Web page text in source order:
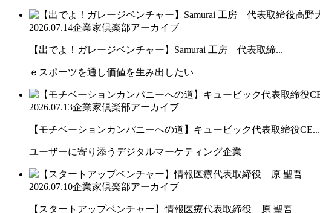
2026.07.14企業家倶楽部アーカイブ
【出でよ！ガレージベンチャー】Samurai 工房 代表取締...
ｅスポーツを通し価値を生み出したい
2026.07.13企業家倶楽部アーカイブ
【モチベーションカンパニーへの道】キュービック代表取締役CE...
ユーザーに寄り添うデジタルマーケティング企業
2026.07.10企業家倶楽部アーカイブ
【スタートアップベンチャー】情報医療代表取締役 原 聖吾